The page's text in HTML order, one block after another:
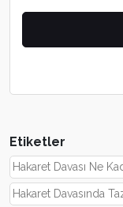
Etiketler
Hakaret Davası Ne
Hakaret Davasında